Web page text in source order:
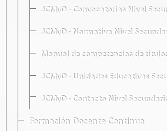
JCMyD · Convocatorias Nivel
JCMyD · Normativa Nivel
Manual de competencias de
JCMyD · Unidades Educativas
JCMyD · Contacto Nivel
Formación Docente Continua